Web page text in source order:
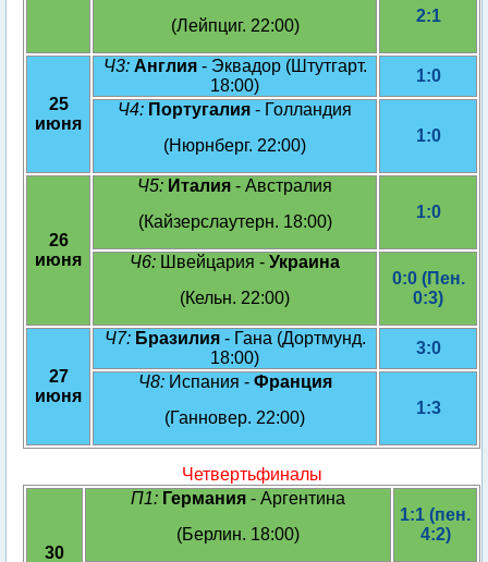
(Лейпциг. 22:00)
2:1
25
июня
Ч3: Англия- Эквадор (Штутгарт.
18:00)
1:0
Ч4: Португалия - Голландия
(Нюрнберг. 22:00)
1:0
26
июня
Ч5: Италия - Австралия
(Кайзерслаутерн. 18:00)
1:0
Ч6: Швейцария - Украина
(Кельн. 22:00)
0:0 (Пен.
0:3)
27
июня
Ч7: Бразилия- Гана (Дортмунд.
18:00)
3:0
Ч8: Испания - Франция
(Ганновер. 22:00)
1:3
Четвертьфиналы
30
П1: Германия - Аргентина
(Берлин. 18:00)
1:1 (пен.
4:2)